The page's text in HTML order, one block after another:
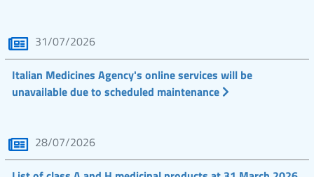
31/07/2026
Italian Medicines Agency's online services will be
unavailable due to scheduled maintenance
28/07/2026